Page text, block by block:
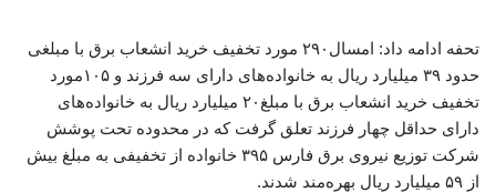
تحفه ادامه داد: امسال۲۹۰ مورد تخفیف خرید انشعاب برق با مبلغی
حدود ۳۹ میلیارد ریال به خانواده‌های دارای سه فرزند و ۱۰۵مورد
تخفیف خرید انشعاب برق با مبلغ۲۰ میلیارد ریال به خانواده‌های
دارای حداقل چهار فرزند تعلق گرفت که در محدوده تحت پوشش
شرکت توزیع نیروی برق فارس ۳۹۵ خانواده از تخفیفی به مبلغ بیش
از ۵۹ میلیارد ریال بهره‌مند شدند.